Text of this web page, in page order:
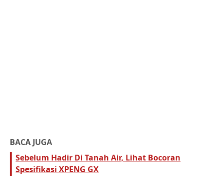
BACA JUGA
Sebelum Hadir Di Tanah Air, Lihat Bocoran
Spesifikasi XPENG GX